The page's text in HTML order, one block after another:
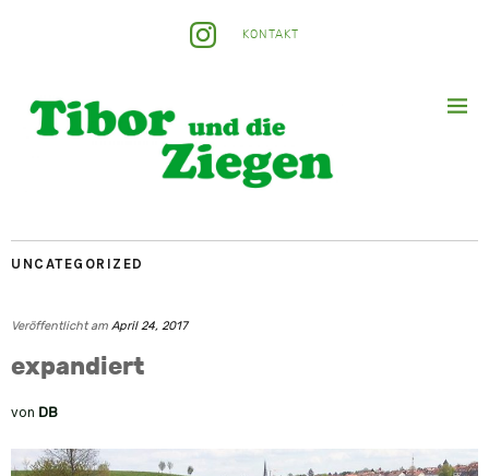
KONTAKT
UNCATEGORIZED
Veröffentlicht am April 24, 2017
expandiert
von DB